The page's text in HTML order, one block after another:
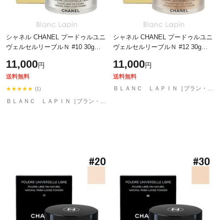
シャネル CHANEL プードゥルユニ
ヴェルセルリーブルＮ #10 30g
11,000円
送料無料
★★★★★ (1)
ＢＬＡＮＣ ＬＡＰＩＮ［ブラン・ラパン］
シャネル CHANEL プードゥルユニ
ヴェルセルリーブルＮ #12 30g
11,000円
送料無料
ＢＬＡＮＣ ＬＡＰＩＮ［ブラン・ラパン］